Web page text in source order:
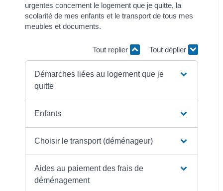
urgentes concernent le logement que je quitte, la
scolarité de mes enfants et le transport de tous mes
meubles et documents.
Tout replier Tout déplier
Démarches liées au logement que je
quitte
Enfants
Choisir le transport (déménageur)
Aides au paiement des frais de
déménagement